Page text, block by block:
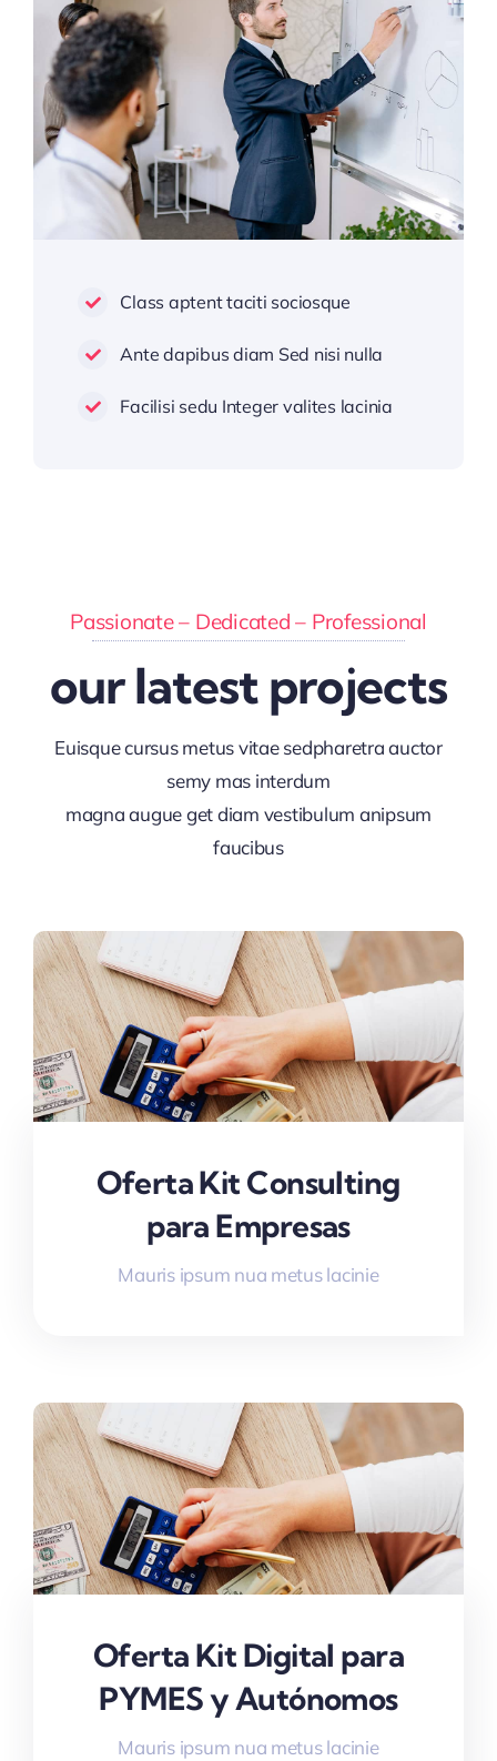
Class aptent taciti sociosque
Ante dapibus diam Sed nisi nulla
Facilisi sedu Integer valites lacinia
Passionate – Dedicated – Professional
our latest projects
Euisque cursus metus vitae sedpharetra auctor
semy mas interdum
magna augue get diam vestibulum anipsum
faucibus
Oferta Kit Consulting
para Empresas
Mauris ipsum nua metus lacinie
Oferta Kit Digital para
PYMES y Autónomos
Mauris ipsum nua metus lacinie